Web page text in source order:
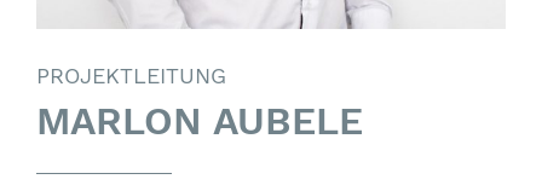
PROJEKTLEITUNG
MARLON AUBELE